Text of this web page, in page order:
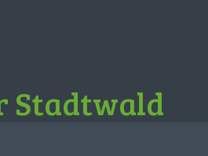
Stadtwald